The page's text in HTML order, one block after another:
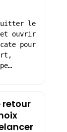
quitter le
et ouvrir
pour
retour